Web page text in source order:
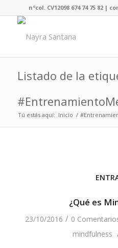
nºcol. CV12098 674 74 75 82
Listado de la
Tú estás aquí: Inicio /
¿Qué es
23/10/2016 / 0
mindfulness